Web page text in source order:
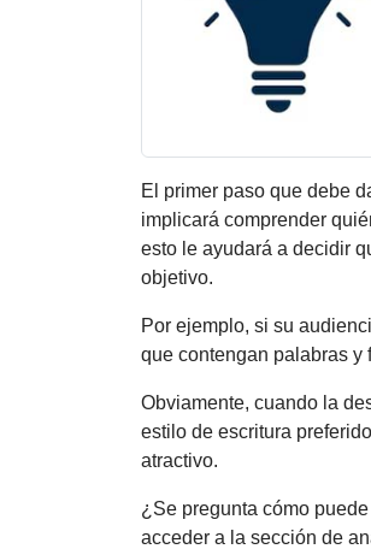
El primer paso que debe
implicará comprender
esto le ayudará a decidir
objetivo.
Por ejemplo, si su
que contengan palabras y
Obviamente, cuando la
estilo de escritura
atractivo.
¿Se pregunta cómo
acceder a la sección de